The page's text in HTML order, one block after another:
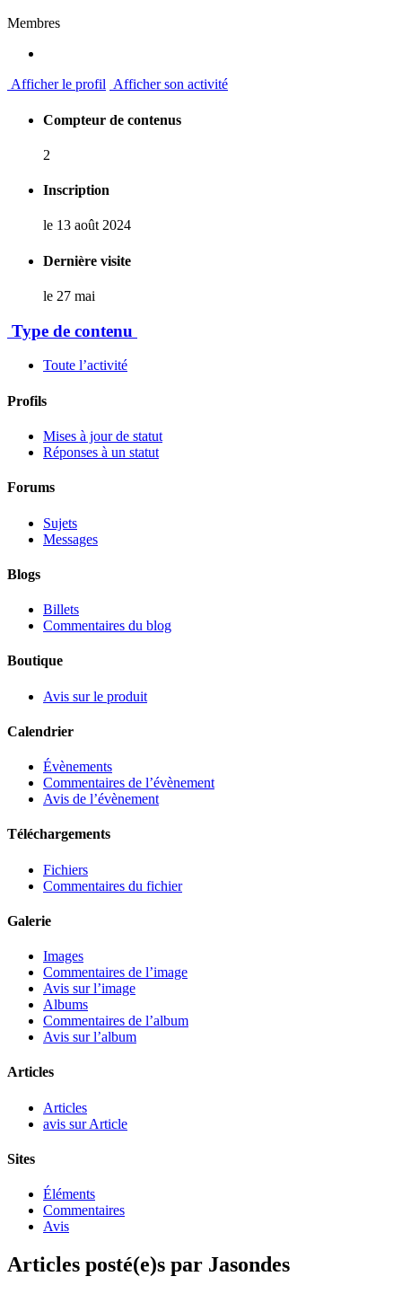
Membres
Afficher le profil Afficher son activité
Compteur de contenus
2
Inscription
le 13 août 2024
Dernière visite
le 27 mai
Type de contenu
Toute l’activité
Profils
Mises à jour de statut
Réponses à un statut
Forums
Sujets
Messages
Blogs
Billets
Commentaires du blog
Boutique
Avis sur le produit
Calendrier
Évènements
Commentaires de l’évènement
Avis de l’évènement
Téléchargements
Fichiers
Commentaires du fichier
Galerie
Images
Commentaires de l’image
Avis sur l’image
Albums
Commentaires de l’album
Avis sur l’album
Articles
Articles
avis sur Article
Sites
Éléments
Commentaires
Avis
Articles posté(e)s par Jasondes